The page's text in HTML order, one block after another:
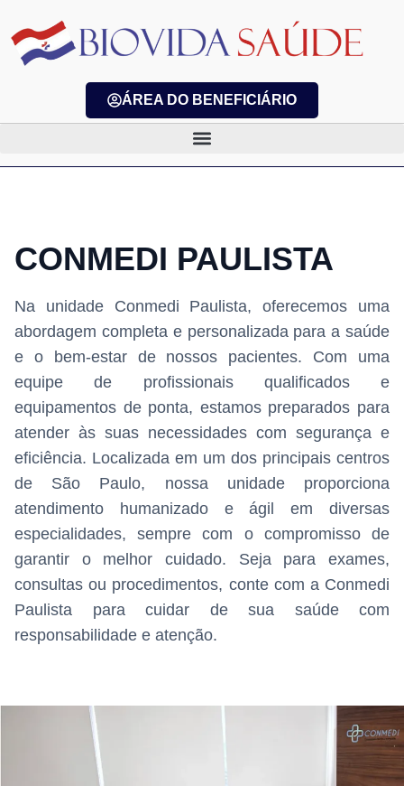
ÁREA DO BENEFICIÁRIO
CONMEDI PAULISTA
Na unidade Conmedi Paulista, oferecemos uma
abordagem completa e personalizada para a saúde
e o bem-estar de nossos pacientes. Com uma
equipe de profissionais qualificados e
equipamentos de ponta, estamos preparados para
atender às suas necessidades com segurança e
eficiência. Localizada em um dos principais centros
de São Paulo, nossa unidade proporciona
atendimento humanizado e ágil em diversas
especialidades, sempre com o compromisso de
garantir o melhor cuidado. Seja para exames,
consultas ou procedimentos, conte com a Conmedi
Paulista para cuidar de sua saúde com
responsabilidade e atenção.